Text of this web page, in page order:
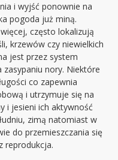
i wyjść ponownie na
pogoda już miną.
często lokalizują
krzewów czy niewielkich
jest przez system
nory. Niektóre
co zapewnia
i utrzymuje się na
i jesieni ich aktywność
zimą natomiast w
do przemieszczania się
reprodukcja.